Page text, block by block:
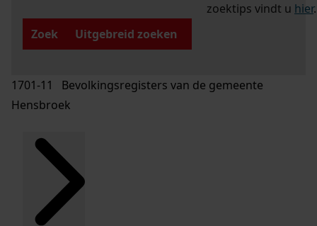
zoektips vindt u hier.
Zoek
Uitgebreid zoeken
1701-11 Bevolkingsregisters van de gemeente
Hensbroek